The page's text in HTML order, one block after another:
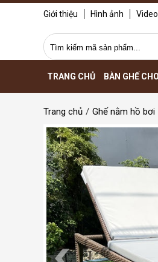
Giới thiệu Hình ảnh Video
TRANG CHỦ BÀN GHẾ
Trang chủ Ghế nằm hồ